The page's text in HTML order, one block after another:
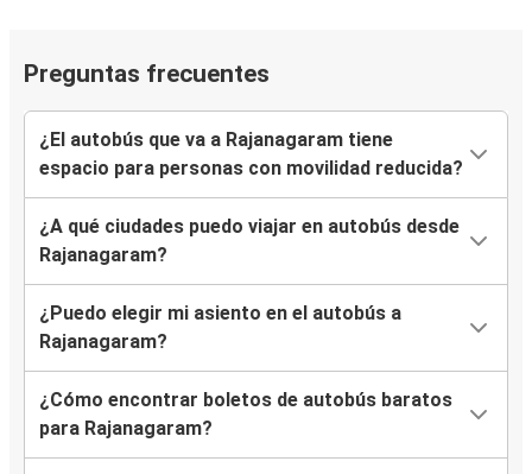
Preguntas frecuentes
¿El autobús que va a Rajanagaram tiene
espacio para personas con movilidad reducida?
¿A qué ciudades puedo viajar en autobús desde
Rajanagaram?
¿Puedo elegir mi asiento en el autobús a
Rajanagaram?
¿Cómo encontrar boletos de autobús baratos
para Rajanagaram?